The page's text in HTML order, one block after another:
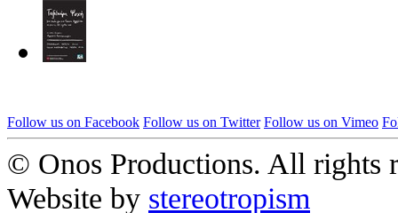
Follow us on Facebook Follow us on Twitter Follow us on Vimeo
© Onos Productions. All rights
Website by stereotropism